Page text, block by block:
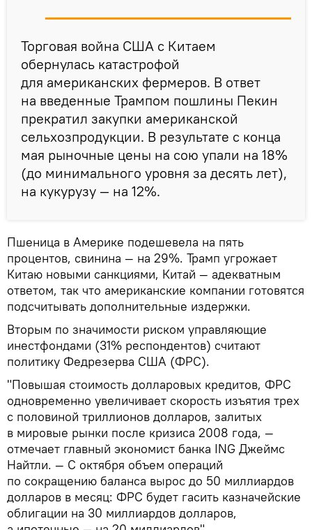
Торговая война США с Китаем
обернулась катастрофой
для американских фермеров. В ответ
на введенные Трампом пошлины Пекин
прекратил закупки американской
сельхозпродукции. В результате с конца
мая рыночные цены на сою упали на 18%
(до минимального уровня за десять лет),
на кукурузу — на 12%.
Пшеница в Америке подешевела на пять
процентов, свинина — на 29%. Трамп угрожает
Китаю новыми санкциями, Китай — адекватным
ответом, так что американские компании готовятся
подсчитывать дополнительные издержки.
Вторым по значимости риском управляющие
инестфондами (31% респондентов) считают
политику Федрезерва США (ФРС).
"Повышая стоимость долларовых кредитов, ФРС
одновременно увеличивает скорость изъятия трех
с половиной триллионов долларов, залитых
в мировые рынки после кризиса 2008 года, —
отмечает главный экономист банка ING Джеймс
Найтли. — С октября объем операций
по сокращению баланса вырос до 50 миллиардов
долларов в месяц: ФРС будет гасить казначейские
облигации на 30 миллиардов долларов,